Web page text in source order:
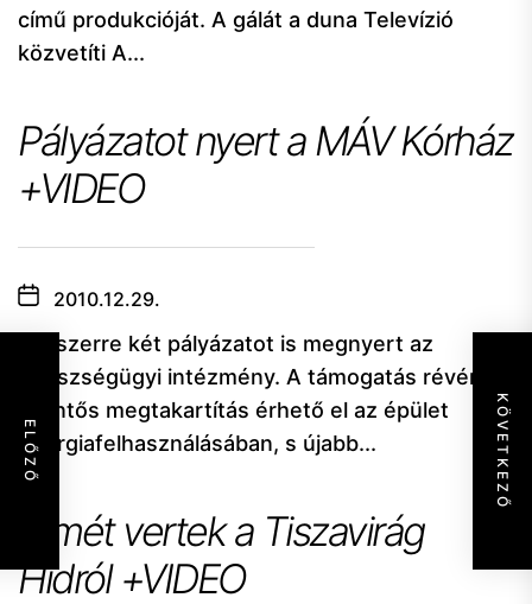
ELŐZŐ KÖVETKEZŐ
című produkcióját. A gálát a duna Televízió
közvetíti A...
Pályázatot nyert a MÁV Kórház
+VIDEO
2010.12.29.
Egyszerre két pályázatot is megnyert az
egészségügyi intézmény. A támogatás révén
jelentős megtakartítás érhető el az épület
energiafelhasználásában, s újabb...
Érmét vertek a Tiszavirág
Hídról +VIDEO